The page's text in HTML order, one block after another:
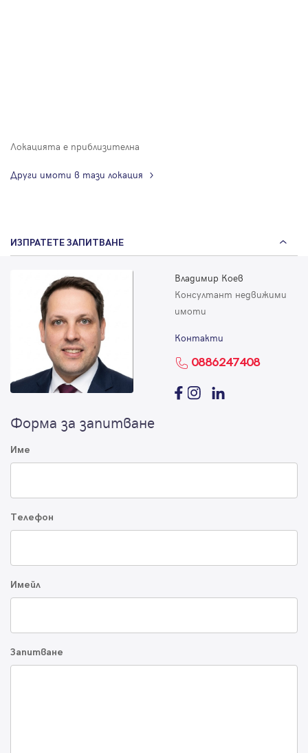
Локацията е приблизителна
Други имоти в тази локация
ИЗПРАТЕТЕ ЗАПИТВАНЕ
Владимир Коев
Консултант недвижими
имоти
Контакти
0886247408
Форма за запитване
Име
Телефон
Имейл
Запитване